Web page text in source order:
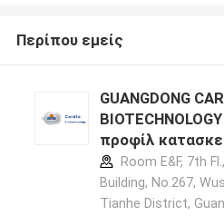
Περίπου εμείς
GUANGDONG
προφίλ
Room E&F, 7th
Building, No.267,
Tianhe District,